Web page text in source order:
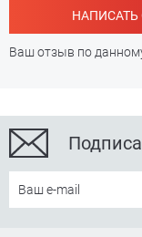
НАПИСАТЬ
Ваш отзыв по